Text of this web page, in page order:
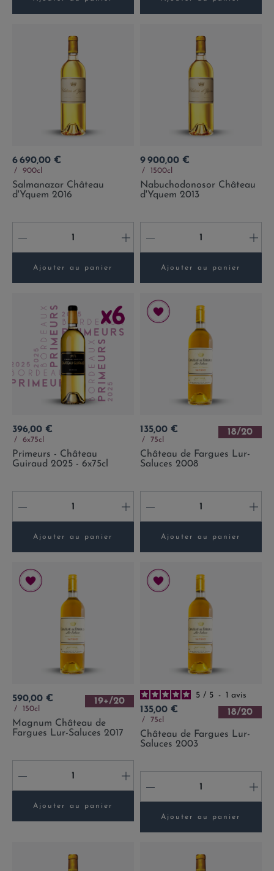
Prix
6 690,00 €
900cl
Salmanazar Château
d'Yquem 2016
- +
Ajouter au panier
Prix
9 900,00 €
1500cl
Nabuchodonosor Château
d'Yquem 2013
- +
Ajouter au panier
Prix
396,00 €
6x75cl
Primeurs - Château
Guiraud 2025 - 6x75cl
- +
Ajouter au panier
Prix
135,00 €
75cl
18/20
Château de Fargues Lur-
Saluces 2008
- +
Ajouter au panier
Prix
590,00 €
150cl
19+/20
Magnum Château de
Fargues Lur-Saluces 2017
- +
Ajouter au panier
5 / 5 - 1 avis
Prix
135,00 €
75cl
18/20
Château de Fargues Lur-
Saluces 2003
- +
Ajouter au panier